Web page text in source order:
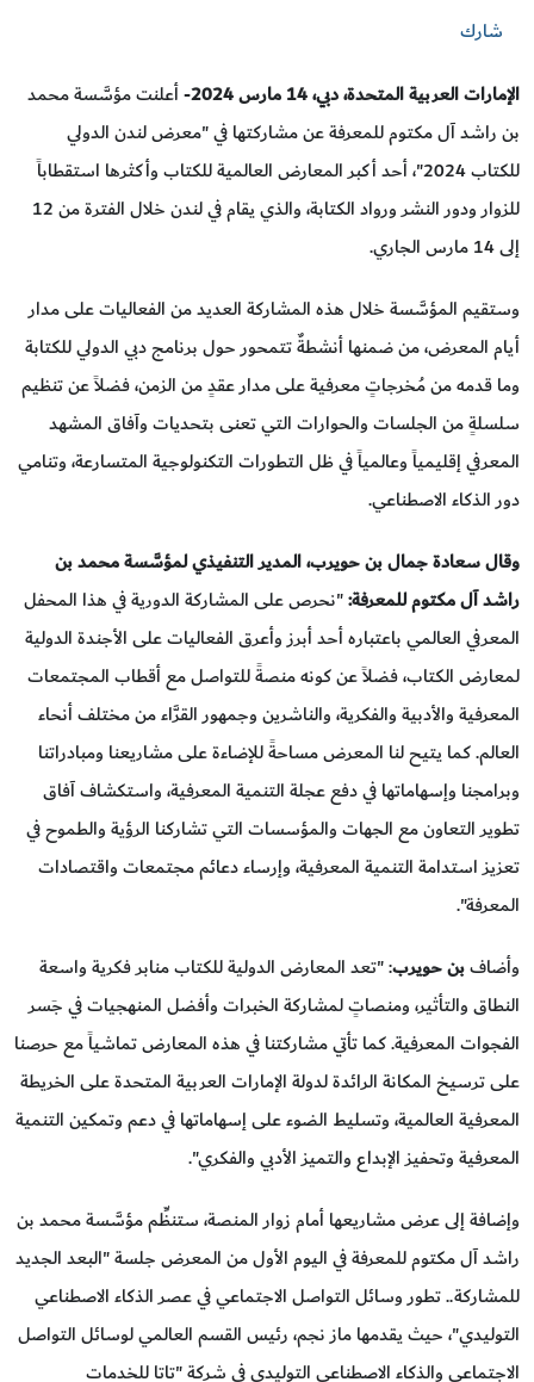
شارك
الإمارات العربية المتحدة، دبي، 14 مارس 2024
- أعلنت مؤسَّسة محمد
بن راشد آل مكتوم للمعرفة عن مشاركتها في "معرض لندن الدولي
للكتاب 2024"، أحد أكبر المعارض العالمية للكتاب وأكثرها استقطاباً
للزوار ودور النشر ورواد الكتابة، والذي يقام في لندن خلال الفترة من 12
إلى 14 مارس الجاري.
وستقيم المؤسَّسة خلال هذه المشاركة العديد من الفعاليات على مدار
أيام المعرض، من ضمنها أنشطةٌ تتمحور حول برنامج دبي الدولي للكتابة
وما قدمه من مُخرجاتٍ معرفية على مدار عقدٍ من الزمن، فضلاً عن تنظيم
سلسلةٍ من الجلسات والحوارات التي تعنى بتحديات وآفاق المشهد
المعرفي إقليمياً وعالمياً في ظل التطورات التكنولوجية المتسارعة، وتنامي
دور الذكاء الاصطناعي.
وقال سعادة جمال بن حويرب،المدير التنفيذي لمؤسَّسة محمد بن
راشد آل مكتوم للمعرفة:"نحرص على المشاركة الدورية في هذا المحفل
المعرفي العالمي باعتباره أحد أبرز وأعرق الفعاليات على الأجندة الدولية
لمعارض الكتاب، فضلاً عن كونه منصةً للتواصل مع أقطاب المجتمعات
المعرفية والأدبية والفكرية، والناشرين وجمهور القرَّاء من مختلف أنحاء
العالم. كما يتيح لنا المعرض مساحةً للإضاءة على مشاريعنا ومبادراتنا
وبرامجنا وإسهاماتها في دفع عجلة التنمية المعرفية، واستكشاف آفاق
تطوير التعاون مع الجهات والمؤسسات التي تشاركنا الرؤية والطموح في
تعزيز استدامة التنمية المعرفية، وإرساء دعائم مجتمعات واقتصادات
المعرفة".
وأضافبن حويرب: "تعد المعارض الدولية للكتاب منابر فكرية واسعة
النطاق والتأثير، ومنصاتٍ لمشاركة الخبرات وأفضل المنهجيات في جَسر
الفجوات المعرفية. كما تأتي مشاركتنا في هذه المعارض تماشياً مع حرصنا
على ترسيخ المكانة الرائدة لدولة الإمارات العربية المتحدة على الخريطة
المعرفية العالمية، وتسليط الضوء على إسهاماتها في دعم وتمكين التنمية
المعرفية وتحفيز الإبداع والتميز الأدبي والفكري".
وإضافة إلى عرض مشاريعها أمام زوار المنصة، ستنظِّم مؤسَّسة محمد بن
راشد آل مكتوم للمعرفة في اليوم الأول من المعرض جلسة "البعد الجديد
للمشاركة.. تطور وسائل التواصل الاجتماعي في عصر الذكاء الاصطناعي
التوليدي"، حيث يقدمها ماز نجم، رئيس القسم العالمي لوسائل التواصل
الاجتماعي والذكاء الاصطناعي التوليدي في شركة "تاتا للخدمات